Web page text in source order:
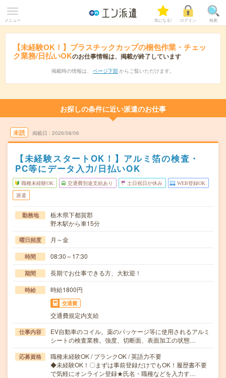
メニュー 気になる! ログイン 検索
【未経験OK！】プラスチックカップの梱包作業・チェッ
ク業務/日払いOKのお仕事情報は、掲載が終了しています
掲載時の情報は、 ページ下部 からご覧いただけます。
お探しの条件に近い派遣のお仕事
未読 掲載日 2026/08/06
【未経験スタートOK！】アルミ箔の検査・
PC等にデータ入力/日払いOK
職種未経験OK 交通費別途支給あり 土日祝日が休み WEB登録OK
派遣
勤務地
栃木県下都賀郡
野木駅から車15分
曜日頻度 月～金
時間 08:30～17:30
期間 長期でお仕事できる方、大歓迎！
時給 時給1800円
交通費
交通費規定内支給
仕事内容
EV自動車のコイル。薬のパッケージ等に使用されるアルミ
シートの検査業務。強度、切断面、表面加工の状態…
応募資格
職種未経験OK / ブランクOK / 英語力不要
◆未経験OK！〇まずは事前登録だけでもOK！履歴書不要
で気軽にオンライン登録★氏名・職種などを入力す…